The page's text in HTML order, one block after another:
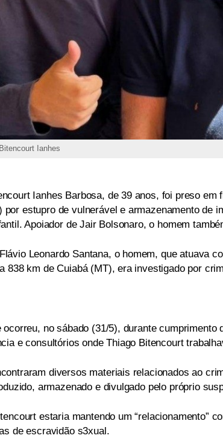
Ianhes
Ianhes Barbosa, de 39 anos, foi preso em
estupro de vulnerável e armazenamento de
Apoiador de Jair Bolsonaro, o homem
Leonardo Santana, o homem, que atuava
838 km de Cuiabá (MT), era investigado por
no sábado (31/5), durante cumprimento
e consultórios onde Thiago Bitencourt
diversos materiais relacionados ao
armazenado e divulgado pelo próprio
estaria mantendo um “relacionamento”
de escravidão s3xual.